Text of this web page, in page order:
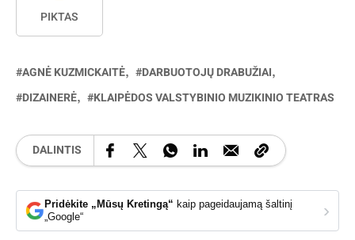
PIKTAS
AGNĖ KUZMICKAITĖ
DARBUOTOJŲ DRABUŽIAI
DIZAINERĖ
KLAIPĖDOS VALSTYBINIO MUZIKINIO TEATRAS
DALINTIS
Pridėkite „Mūsų Kretingą“ kaip pageidaujamą šaltinį
„Google“
›